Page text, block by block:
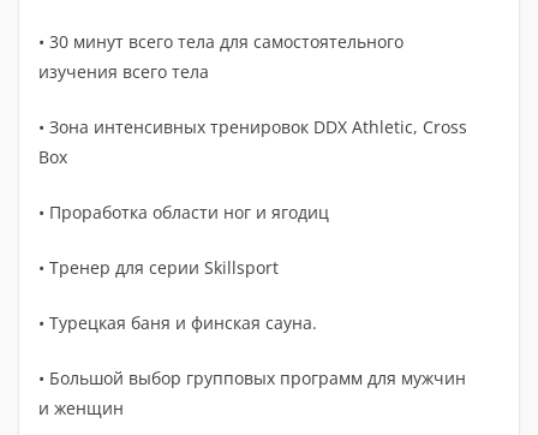
• 30 минут всего тела для самостоятельного
изучения всего тела
• Зона интенсивных тренировок DDX Athletic, Cross
Box
• Проработка области ног и ягодиц
• Тренер для серии Skillsport
• Турецкая баня и финская сауна.
• Большой выбор групповых программ для мужчин
и женщин